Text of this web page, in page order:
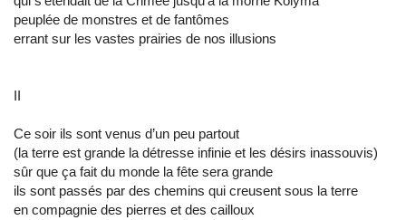
peuplée de monstres et de fantômes
errant sur les vastes prairies de nos illusions
II
Ce soir ils sont venus d’un peu partout
(la terre est grande la détresse infinie et les désirs inassouvis)
sûr que ça fait du monde la fête sera grande
ils sont passés par des chemins qui creusent sous la terre
en compagnie des pierres et des cailloux